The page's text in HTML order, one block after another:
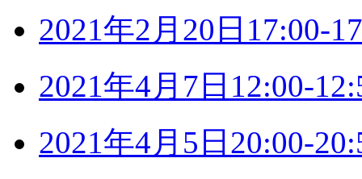
2021年2月20日17:00-
2021年4月7日12:00-
2021年4月5日20:00-